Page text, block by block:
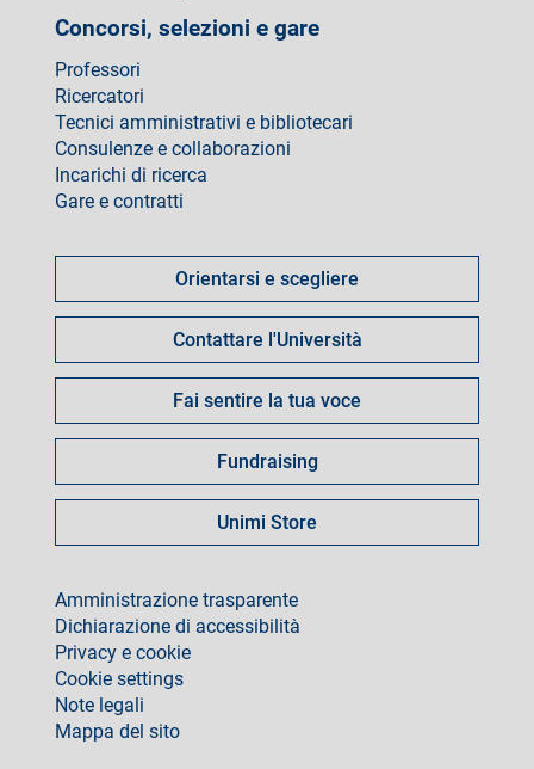
Concorsi, selezioni e gare
Professori
Ricercatori
Tecnici amministrativi e bibliotecari
Consulenze e collaborazioni
Incarichi di ricerca
Gare e contratti
fare
Orientarsi e scegliere
Contattare l'Università
Fai sentire la tua voce
Fundraising
Unimi Store
footer
Amministrazione trasparente
Dichiarazione di accessibilità
Privacy e cookie
Cookie settings
Note legali
Mappa del sito